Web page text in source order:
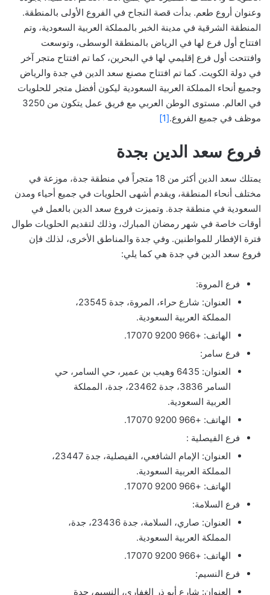
وعنوان أروع طعم. بدأت قصة النجاح في الفروع الأولى بالمنطقة.
المنطقة الشرقية في مدينة الخبر بالمملكة العربية السعودية، وتم
افتتاح أول فرع لها في الرياض بالمنطقة الوسطى، وتوسعت
وافتتحت أول فرع إقليمي لها في البحرين، كما تم افتتاح متجر آخر
في دولة الكويت. كما تم افتتاح مصنع سعد الدين في جدة والرياض
وجميع أنحاء المملكة العربية السعودية ليكون أفضل متجر للحلويات
في العالم. مستوى الوطن العربي مع فريق عمل يتكون من 3250
موظف في جميع الفروع.[1]
فروع سعد الدين بجدة
يمتلك سعد الدين أكثر من 18 متجراً في منطقة جدة، موزعة في
مختلف أنحاء المنطقة، ويقدم أشهى الحلويات في جميع أحياء ومدن
السعودية في منطقة جدة. وتميزت فروع سعد الدين بالعمل في
أوقات خاصة في شهر رمضان المبارك، وذلك لتقديم الحلويات طوال
فترة الإفطار للمواطنين. وفي جدة والمناطق الأخرى، لذلك فإن
فروع سعد الدين في جدة هي كما يلي:
فرع المروة:
العنوان: شارع حراء، المروة، جدة 23545،
المملكة العربية السعودية.
الهاتف: +966 9200 17070.
فرع سامر:
العنوان: 6435 وهيب بن عمير، حي السامر، حي
السامر 3836، جدة 23462، جدة، المملكة
العربية السعودية.
الهاتف: +966 9200 17070.
فرع الفيصلية :
العنوان: الإمام الشافعي، الفيصلية، جدة 23447،
المملكة العربية السعودية.
الهاتف: +966 9200 17070.
فرع السلامة:
العنوان: صاري، السلامة، جدة 23436، جدة،
المملكة العربية السعودية.
الهاتف: +966 9200 17070.
فرع النسيم:
العنوان: شارع أبو ذر الغفاري، النسيم، جدة